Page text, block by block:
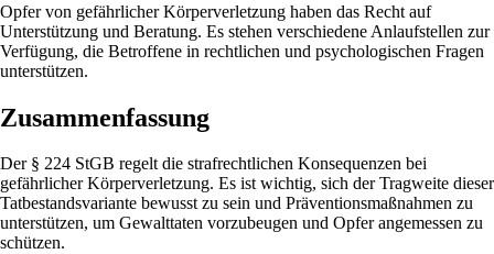
Opfer von gefährlicher Körperverletzung haben das Recht auf
Unterstützung und Beratung. Es stehen verschiedene Anlaufstellen zur
Verfügung, die Betroffene in rechtlichen und psychologischen Fragen
unterstützen.
Zusammenfassung
Der § 224 StGB regelt die strafrechtlichen Konsequenzen bei
gefährlicher Körperverletzung. Es ist wichtig, sich der Tragweite dieser
Tatbestandsvariante bewusst zu sein und Präventionsmaßnahmen zu
unterstützen, um Gewalttaten vorzubeugen und Opfer angemessen zu
schützen.